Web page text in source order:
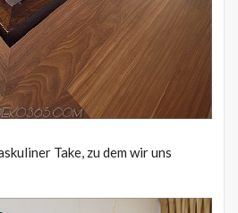
Take, zu dem wir uns